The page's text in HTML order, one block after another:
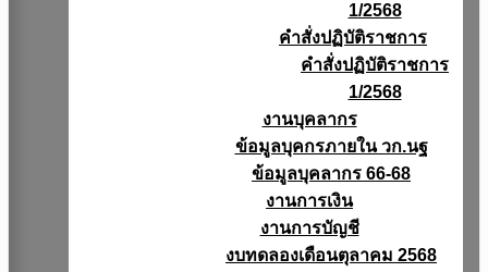
1/2568
คำสั่งปฏิบัติราชการ
คำสั่งปฏิบัติราชการ
1/2568
งานบุคลากร
ข้อมูลบุคกรภายใน วก.นฐ
ข้อมูลบุคลากร 66-68
งานการเงิน
งานการบัญชี
งบทดลองเดือนตุลาคม 2568